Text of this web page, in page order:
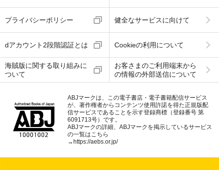
プライバシーポリシー 健全なサービスに向けて
dアカウント2段階認証とは Cookieの利用について
海賊版に関する取り組みに
ついて
お客さまのご利用端末から
の情報の外部送信について
ABJマークは、この電子書店・電子書籍配信サービス
が、著作権者からコンテンツ使用許諾を得た正規版配
信サービスであることを示す登録商標（登録番号 第
6091713号）です。
ABJマークの詳細、ABJマークを掲示しているサービス
の一覧はこちら
→ https://aebs.or.jp/